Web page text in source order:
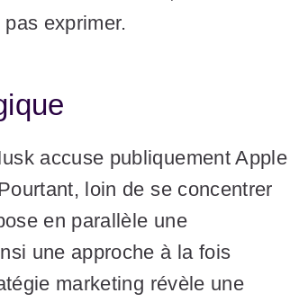
exprimer.
accuse publiquement Apple
loin de se concentrer
en parallèle une
une approche à la fois
marketing révèle une